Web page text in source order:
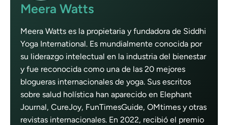
Meera Watts
Meera Watts es la propietaria y fundadora de Siddhi
Yoga International. Es mundialmente conocida por
su liderazgo intelectual en la industria del bienestar
y fue reconocida como una de las 20 mejores
blogueras internacionales de yoga. Sus escritos
sobre salud holística han aparecido en Elephant
Journal, CureJoy, FunTimesGuide, OMtimes y otras
revistas internacionales. En 2022, recibió el premio